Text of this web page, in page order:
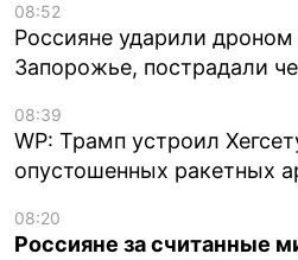
08:52
Россияне ударили
Запорожье, пострадали
08:39
WP: Трамп устроил
опустошенных ракетных
08:20
Россияне за считанные